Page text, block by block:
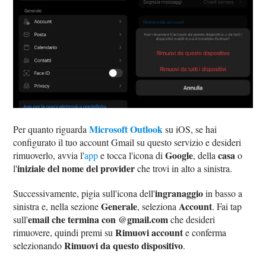
Per quanto riguardaMicrosoft Outlooksu iOS, se hai
configurato il tuo account Gmail su questo servizio e desideri
rimuoverlo, avvia l'appe tocca l'icona diGoogle, dellacasao
l'iniziale del nome del providerche trovi in alto a sinistra.
Successivamente, pigia sull'icona dell'ingranaggioin basso a
sinistra e, nella sezioneGenerale, seleziona Account. Fai tap
sull'email che termina con @gmail.comche desideri
rimuovere, quindi premi suRimuovi accounte conferma
selezionandoRimuovi da questo dispositivo.